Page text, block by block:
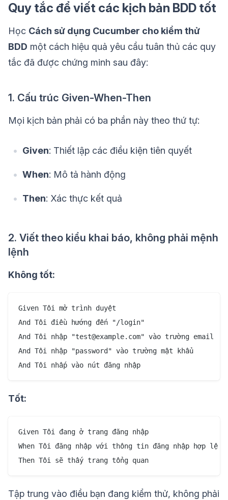
Quy tắc để viết các kịch bản BDD tốt
Học Cách sử dụng Cucumber cho kiểm thử
BDD một cách hiệu quả yêu cầu tuân thủ các quy
tắc đã được chứng minh sau đây:
1. Cấu trúc Given-When-Then
Mọi kịch bản phải có ba phần này theo thứ tự:
Given: Thiết lập các điều kiện tiên quyết
When: Mô tả hành động
Then: Xác thực kết quả
2. Viết theo kiểu khai báo, không phải mệnh
lệnh
Không tốt:
Given Tôi mở trình duyệt
And Tôi điều hướng đến "/login"
And Tôi nhập "test@example.com" vào trường email
And Tôi nhập "password" vào trường mật khẩu
Tốt:
Given Tôi đang ở trang đăng nhập
When Tôi đăng nhập với thông tin đăng nhập hợp lệ
Tập trung vào điều bạn đang kiểm thử, không phải